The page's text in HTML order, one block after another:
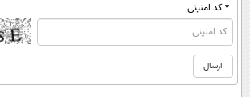
* کد امنیتی